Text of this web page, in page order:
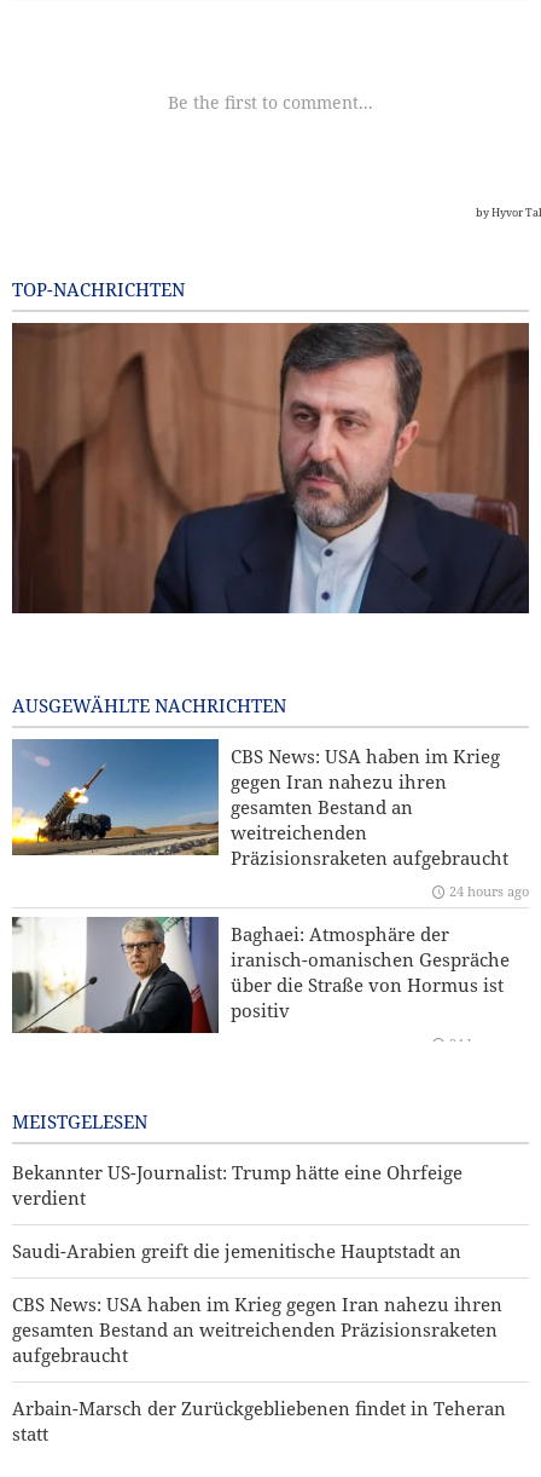
TOP-NACHRICHTEN
Straße von Hormus
6 minutes ago
Präsident Pezeshkian: Iran unterstützt jede Entscheidung
der palästinensischen Führer im Verhandlungsprozess
USA heben Sanktionen gegen drei mit den IRGC
verbundene Einheiten auf
Jemen warnt Saudi-Arabien
Jemenitischer Raketenangriff auf einen saudischen
Öltanker
AUSGEWÄHLTE NACHRICHTEN
CBS News: USA haben im Krieg
gegen Iran nahezu ihren
gesamten Bestand an
weitreichenden
Präzisionsraketen aufgebraucht
24 hours ago
Baghaei: Atmosphäre der
iranisch-omanischen Gespräche
über die Straße von Hormus ist
positiv
24 hours ago
1 day ago
MEISTGELESEN
Bekannter US-Journalist: Trump hätte eine Ohrfeige
verdient
Saudi-Arabien greift die jemenitische Hauptstadt an
CBS News: USA haben im Krieg gegen Iran nahezu ihren
gesamten Bestand an weitreichenden Präzisionsraketen
aufgebraucht
Arbain-Marsch der Zurückgebliebenen findet in Teheran
statt